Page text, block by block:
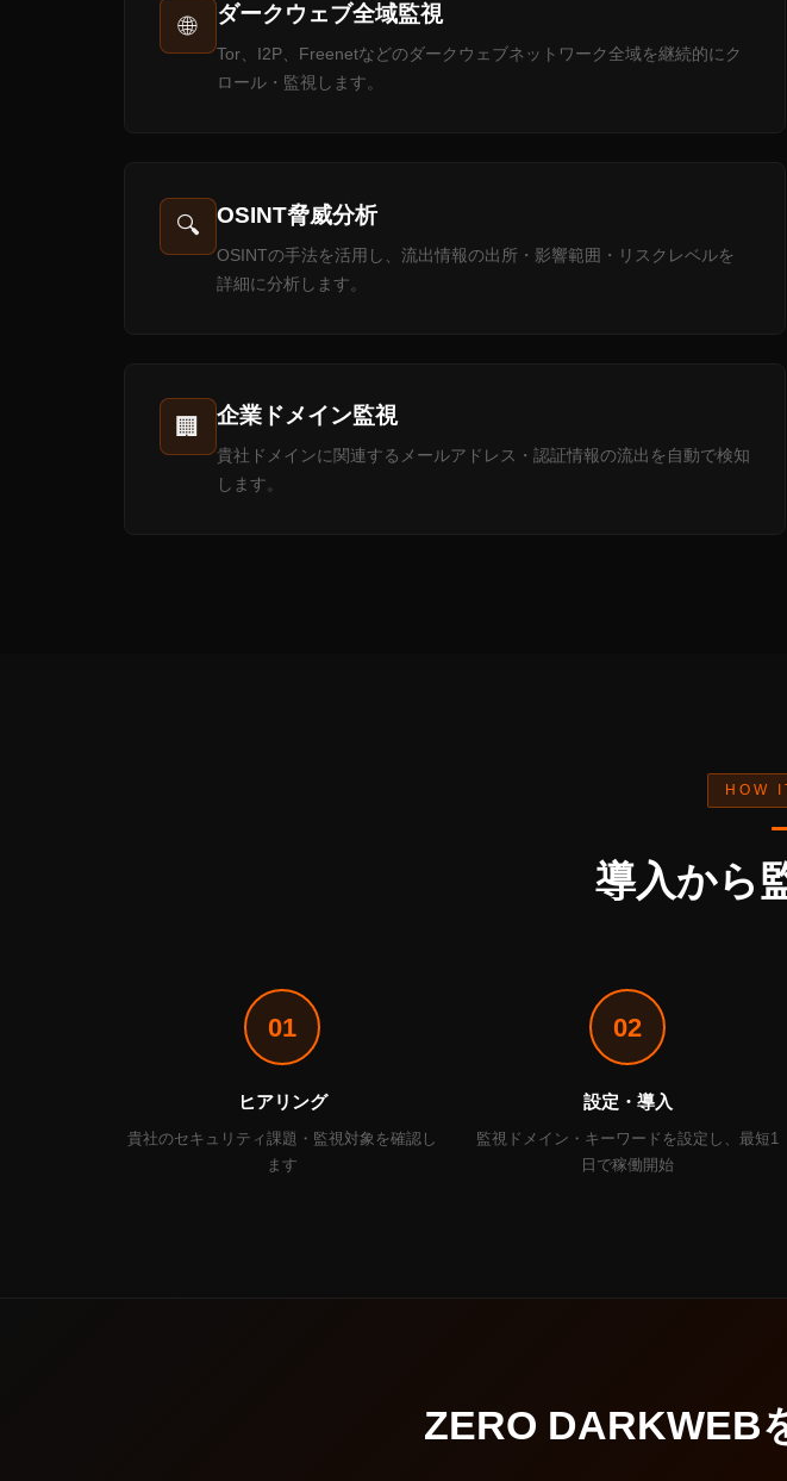
🌐 ダークウェブ全域監視
Tor、I2P、Freenetなどのダークウェブネットワーク全域を継続的にク
ロール・監視します。
🔍 OSINT脅威分析
OSINTの手法を活用し、流出情報の出所・影響範囲・リスクレベルを
詳細に分析します。
🏢 企業ドメイン監視
貴社ドメインに関連するメールアドレス・認証情報の流出を自動で検知
します。
HOW
導入から
01
ヒアリング
貴社のセキュリティ課題・監視対象を確認し
ます
02
設定・導入
監視ドメイン・キーワードを設定し、最短1
日で稼働開始
ZERO DARKWEB